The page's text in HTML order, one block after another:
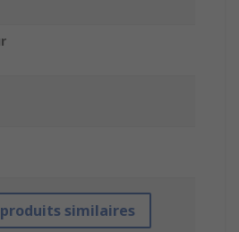
similaires